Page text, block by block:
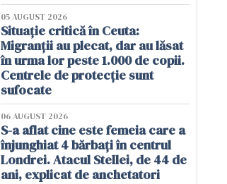
05 AUGUST 2026
Situație critică în Ceuta:
Migranții au plecat, dar au lăsat
în urma lor peste 1.000 de copii.
Centrele de protecție sunt
sufocate
06 AUGUST 2026
S-a aflat cine este femeia care a
înjunghiat 4 bărbați în centrul
Londrei. Atacul Stellei, de 44 de
ani, explicat de anchetatori